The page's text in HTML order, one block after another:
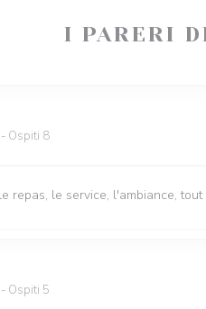
I PARERI
Ospiti 8
repas, le service, l'ambiance,
Ospiti 5